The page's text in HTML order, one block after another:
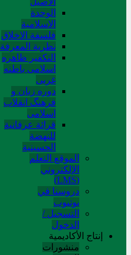
الوحدة
الاسلامیة
فلسفة الاخلاق
نظریة المعرفة
التکفیر ظاهره
اسلامی باطنه
غربی
دوره زبان و
فرهنگ انقلاب
اسلامی
قرائة عرفانیة
للنهضة
الحسینیة
الموقع التعلم
الإلکتروني
(LMS)
دروسنا في
يوتيوب
التسجيل /
الدخول
إنتاج الأكاديمية
منشورات